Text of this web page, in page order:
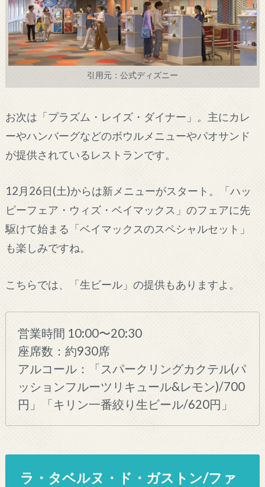
引用元：公式ディズニー
お次は「プラズム・レイズ・ダイナー」。主にカレ
ーやハンバーグなどのボウルメニューやパオサンド
が提供されているレストランです。
12月26日(土)からは新メニューがスタート。「ハッ
ピーフェア・ウィズ・ベイマックス」のフェアに先
駆けて始まる「ベイマックスのスペシャルセット」
も楽しみですね。
こちらでは、「生ビール」の提供もありますよ。
営業時間 10:00〜20:30
座席数：約930席
アルコール：「スパークリングカクテル(パ
ッションフルーツリキュール&レモン)/700
円」「キリン一番絞り生ビール/620円」
ラ・タベルヌ・ド・ガストン/ファ